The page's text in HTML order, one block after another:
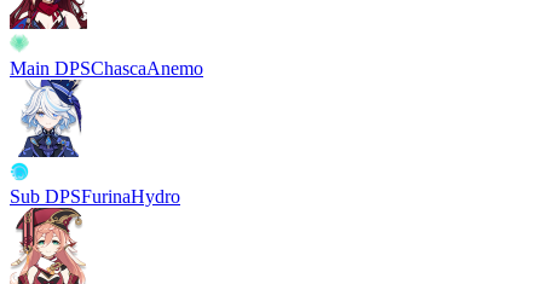
Main DPSChascaAnemo
Sub DPSFurinaHydro